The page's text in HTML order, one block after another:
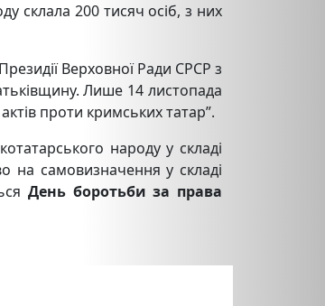
склала 200 тисяч осіб, з них
Верховної Ради СРСР з
Лише 14 листопада
проти кримських татар”.
народу у складі
на самовизначення у складі
День боротьби за права